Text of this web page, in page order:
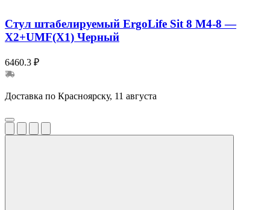
Стул штабелируемый ErgoLife Sit 8 M4-8 —
X2+UMF(X1) Черный
6460.3 ₽
Доставка по Красноярску, 11 августа